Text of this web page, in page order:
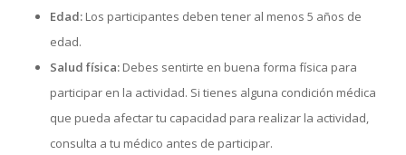
Edad: Los participantes deben tener al menos 5 años de
edad.
Salud física: Debes sentirte en buena forma física para
participar en la actividad. Si tienes alguna condición médica
que pueda afectar tu capacidad para realizar la actividad,
consulta a tu médico antes de participar.